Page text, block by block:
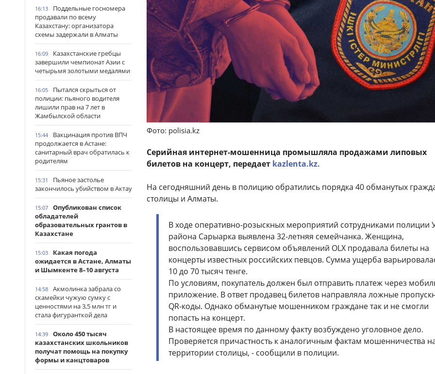
16:13
Поддельные госномера
продавали по всему
Казахстану: организатора
схемы задержали в Алматы
16:09
Казахстанские гребцы
завершили чемпионат Азии с
четырьмя золотыми медалями
16:05
Пытался скрыться от
полиции: пьяного водителя
лишили прав на 7 лет в
Жамбылской области
15:44
Вакцинация против ВПЧ
продолжается в Астане:
санитарный врач обратилась к
родителям
15:31
Пьяное застолье
закончилось убийством в Актау
15:07
Опубликован список
обладателей
образовательных грантов в
Казахстане
15:03
Какая погода
ожидается в Астане, Алматы
и Шымкенте 8–10 августа
14:58
Акмолинка забрала со
скамейки чужую сумку с
ценностями на 3,5 млн тг и
стала фигуранткой дела
14:39
Около 450 тысяч
казахстанских школьников
получат помощь на покупку
формы и канцтоваров
Фото: polisia.kz
Серийная интернет-мошенница промышляла продажами липовых
билетов на концерт, передает kazlenta.kz.
На сегодняшний день в полицию обратились порядка 40 обманутых
столицы и Алматы.
В ходе оперативно-розыскных мероприятий сотрудниками полиции
района Сарыарка выявлена 32-летняя семейчанка. Женщина,
воспользовавшись сервисом объявлений OLX продавала билеты на
концерты известных российских певцов. Сумма ущерба
10 до 70 тысяч тенге.
По условиям, покупатель должен был отправить платеж через
приложение. В ответ продавец билетов направляла ложные
QR-коды. Однако обманутые мошенником граждане так и не смогли
попасть на концерт.
В настоящее время по данному факту возбуждено уголовное дело.
Проверяется причастность к аналогичным фактам мошенничества
территории столицы, - сообщили в полиции.